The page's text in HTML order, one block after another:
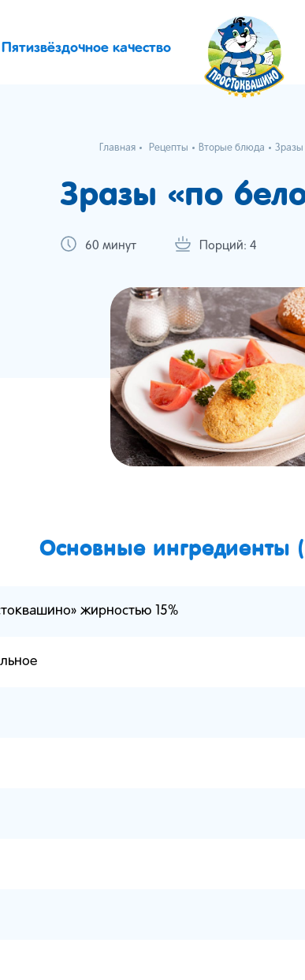
Пятизвёздочное качество
Главная Рецепты Вторые блюда Зразы
Зразы «по
60 минут Порций: 4
Основные ингредиенты
жирностью 15%